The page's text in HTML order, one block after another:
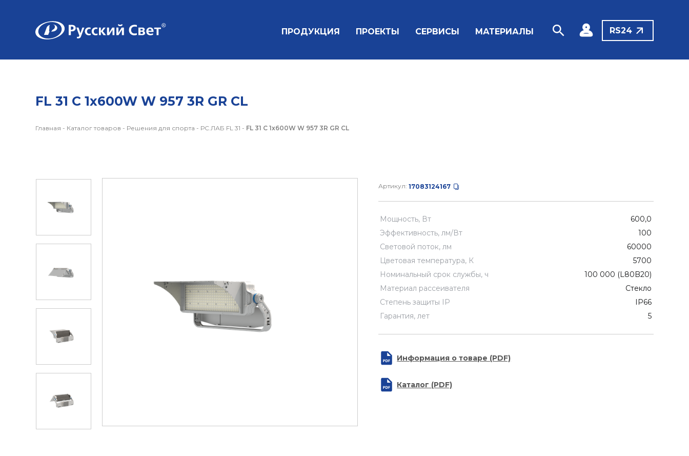
ПРОДУКЦИЯ ПРОЕКТЫ СЕРВИСЫ МАТЕРИАЛЫ RS24
FL 31 C 1x600W W 957 3R GR CL
Главная - Каталог товаров - Решения для спорта - РС.ЛАБ FL 31 - FL 31 C 1x600W W 957 3R GR CL
Артикул:17083124167
Мощность, Вт
600,0
Эффективность, лм/Вт
100
Световой поток, лм
60000
Цветовая температура, К
5700
Номинальный срок службы, ч
100 000 (L80B20)
Материал рассеивателя
Стекло
Степень защиты IP
IP66
Гарантия, лет
5
Информация о товаре (PDF)
Каталог (PDF)